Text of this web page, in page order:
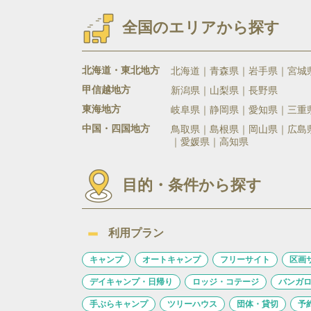
全国のエリアから探す
北海道・東北地方 北海道 青森県 岩手県
宮城
甲信越地方
新潟県 山梨県
長野県
東海地方
岐阜県 静岡県 愛知県
三重
中国・四国地方
鳥取県 島根県 岡山県
広島
愛媛県
高知県
目的・条件から探す
利用プラン
キャンプ オートキャンプ フリーサイト 区画
デイキャンプ・日帰り ロッジ・コテージ バンガ
手ぶらキャンプ ツリーハウス 団体・貸切 予